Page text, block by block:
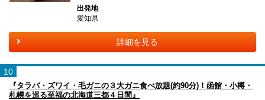
出発地
愛知県
詳細を見る
10
『タラバ・ズワイ・毛ガニの３大ガニ食べ放題(約90分)！函館・小樽・
札幌を巡る至福の北海道三都４日間』